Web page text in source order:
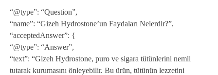
“@type”: “Question”,
“name”: “Gizeh Hydrostone’un Faydaları Nelerdir?”,
“acceptedAnswer”: {
“@type”: “Answer”,
“text”: “Gizeh Hydrostone, puro ve sigara tütünlerini nemli
tutarak kurumasını önleyebilir. Bu ürün, tütünün lezzetini